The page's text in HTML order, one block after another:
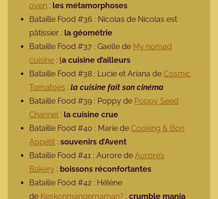
oven : les métamorphoses
Bataille Food #36 : Nicolas de Nicolas est
pâtissier : la géométrie
Bataille Food #37 : Gaelle de My nomad
cuisine : la cuisine d’ailleurs
Bataille Food #38 : Lucie et Ariana de Cosmic
Tomatoes : la cuisine fait son cinéma
Bataille Food #39 : Poppy de Poppy Seed
Channel : la cuisine crue
Bataille Food #40 : Marie de Cooking & Bon
Appétit : souvenirs d’Avent
Bataille Food #41 : Aurore de Aurore’s
Bakery : boissons réconfortantes
Bataille Food #42 : Hélène
de Keskonmangemaman? : crumble mania